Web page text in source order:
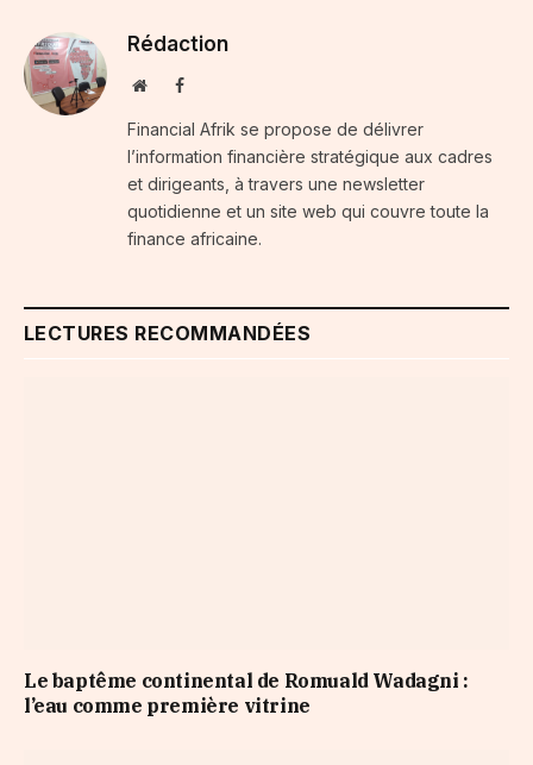
Rédaction
WebsiteFacebook
Financial Afrik se propose de délivrer
l’information financière stratégique aux cadres
et dirigeants, à travers une newsletter
quotidienne et un site web qui couvre toute la
finance africaine.
LECTURES RECOMMANDÉES
Le baptême continental de Romuald Wadagni :
l’eau comme première vitrine